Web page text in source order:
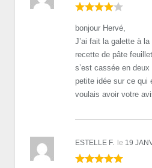
bonjour Hervé,
J’ai fait la galette à
recette de pâte
s’est cassée en
petite idée sur ce qui
voulais avoir votre
ESTELLE F. le 19